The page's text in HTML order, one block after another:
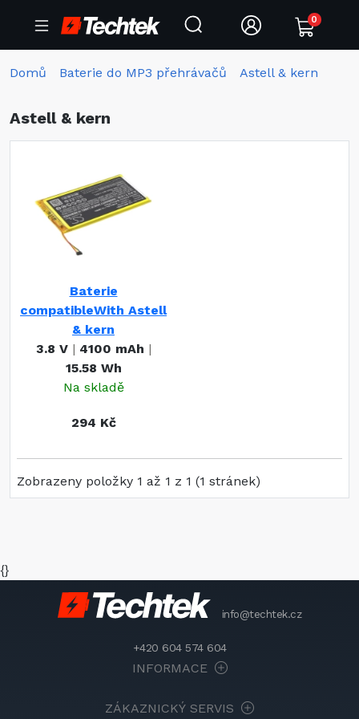
0
Domů Baterie do MP3 přehrávačů Astell & kern
Astell & kern
Baterie
compatibleWith Astell
& kern
3.8 V | 4100 mAh |
15.58 Wh
Na skladě
294 Kč
Zobrazeny položky 1 až 1 z 1 (1 stránek)
{}
info@techtek.cz
+420 604 574 604
INFORMACE
ZÁKAZNICKÝ SERVIS